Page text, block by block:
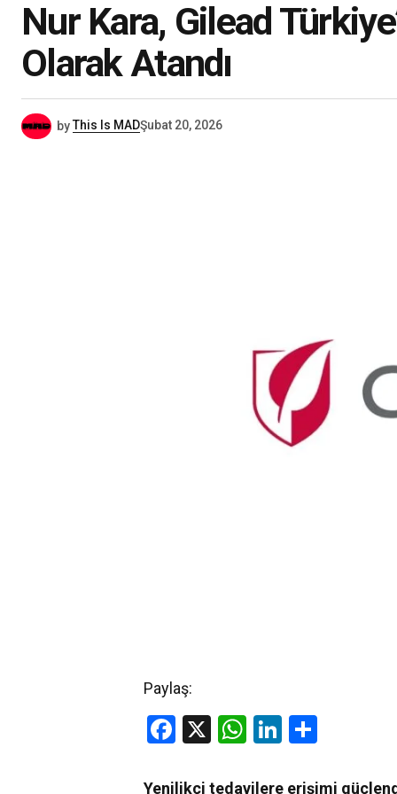
Nur Kara, Gilead
Olarak Atandı
byThis Is MADŞubat 20, 2026
Paylaş:
Facebook
X WhatsApp
LinkedIn
Yenilikçi tedavilere erişimi